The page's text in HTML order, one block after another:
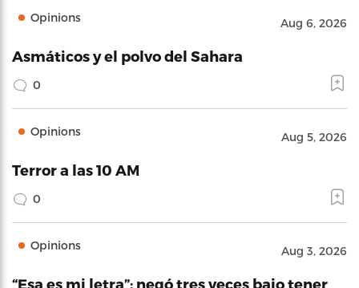
Opinions Aug 6, 2026
Asmáticos y el polvo del Sahara
0
Opinions Aug 5, 2026
Terror a las 10 AM
0
Opinions Aug 3, 2026
“Esa es mi letra”: negó tres veces bajo tener